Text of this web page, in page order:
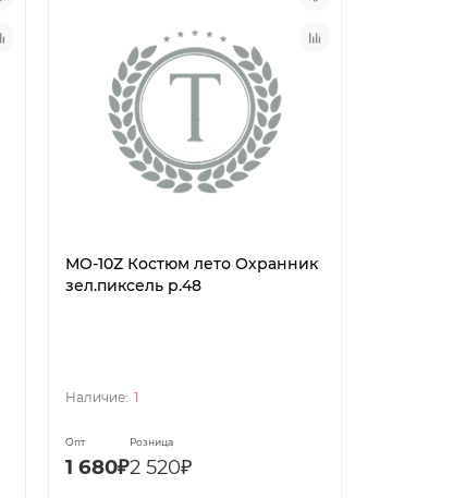
МО-10Z Костюм лето Охранник
зел.пиксель р.48
1
Опт
1 680₽
Розница
2 520₽